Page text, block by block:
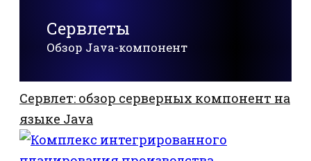
Сервлеты
Обзор Java-компонент
Сервлет: обзор серверных компонент на
языке Java